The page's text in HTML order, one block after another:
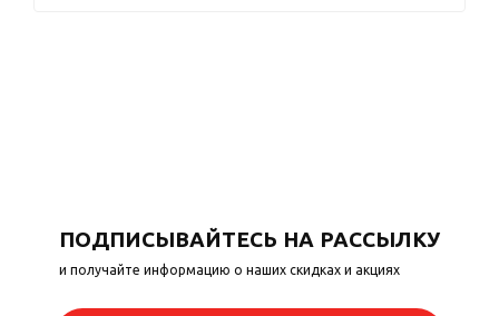
ПОДПИСЫВАЙТЕСЬ НА РАССЫЛКУ
и получайте информацию о наших скидках и акциях